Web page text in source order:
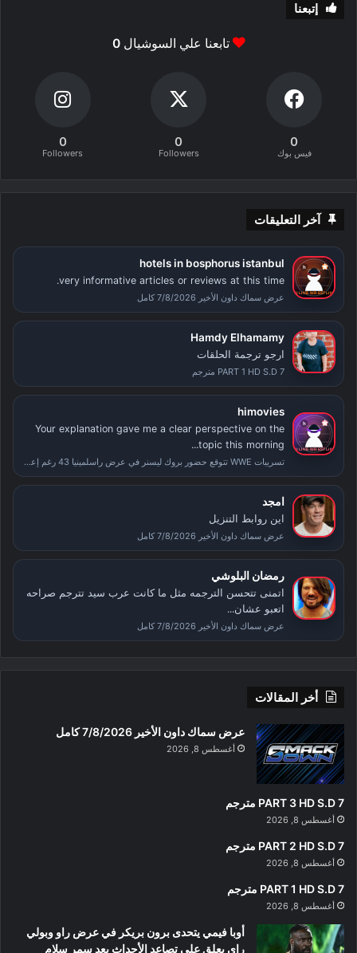
إتبعنا
تابعنا علي السوشيال0
0
فيس بوك
0
Followers
0
Followers
آخر التعليقات
hotels in bosphorus istanbul
very informative articles or reviews at this time.
عرض سماك داون الأخير 7/8/2026 كامل
Hamdy Elhamamy
ارجو ترجمة الحلقات
PART 1 HD S.D 7 مترجم
himovies
Your explanation gave me a clear perspective on the
topic this morning...
تسريبات WWE تتوقع حضور بروك ليسنر في عرض راسلمينيا 43 رغم إعلان اعتزاله
امجد
اين روابط التنزيل
عرض سماك داون الأخير 7/8/2026 كامل
رمضان البلوشي
اتمنى تتحسن الترجمه مثل ما كانت عرب سيد تترجم صراحه
اتعبو عشان...
عرض سماك داون الأخير 7/8/2026 كامل
أخر المقالات
عرض سماك داون الأخير 7/8/2026 كامل
أغسطس 8, 2026
PART 3 HD S.D 7 مترجم
أغسطس 8, 2026
PART 2 HD S.D 7 مترجم
أغسطس 8, 2026
PART 1 HD S.D 7 مترجم
أغسطس 8, 2026
أوبا فيمي يتحدى برون بريكر في عرض راو وبولي
راي يعلق على تصاعد الأحداث بعد سمر سلام